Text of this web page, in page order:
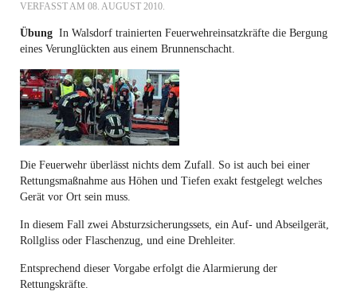
VERFASST AM 08. AUGUST 2010.
Übung In Walsdorf trainierten Feuerwehreinsatzkräfte die Bergung
eines Verunglückten aus einem Brunnenschacht.
Die Feuerwehr überlässt nichts dem Zufall. So ist auch bei einer
Rettungsmaßnahme aus Höhen und Tiefen exakt festgelegt welches
Gerät vor Ort sein muss.
In diesem Fall zwei Absturzsicherungssets, ein Auf- und Abseilgerät,
Rollgliss oder Flaschenzug, und eine Drehleiter.
Entsprechend dieser Vorgabe erfolgt die Alarmierung der
Rettungskräfte.